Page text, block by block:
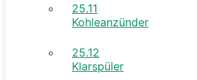
25.11
Kohleanzünder
25.12
Klarspüler